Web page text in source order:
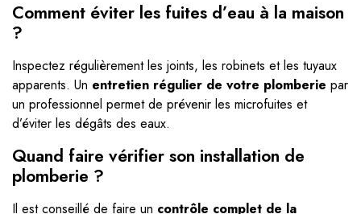
Comment éviter les fuites d’eau à la maison
?
Inspectez régulièrement les joints, les robinets et les tuyaux
apparents. Un entretien régulier de votre plomberie par
un professionnel permet de prévenir les microfuites et
d’éviter les dégâts des eaux.
Quand faire vérifier son installation de
plomberie ?
Il est conseillé de faire un contrôle complet de la